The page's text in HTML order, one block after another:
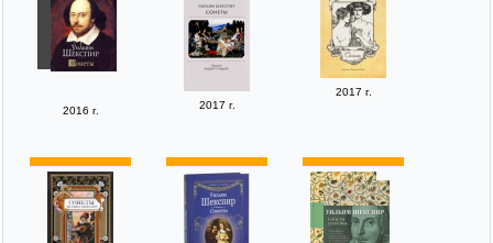
2016 г. 2017 г.
2017 г.